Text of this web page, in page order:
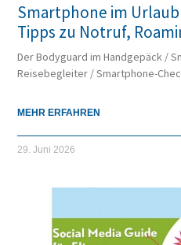
Smartphone im
Tipps zu Notruf,
Der Bodyguard im Handgepäck /
Reisebegleiter / Smartphone-
MEHR ERFAHREN
29. Juni 2026